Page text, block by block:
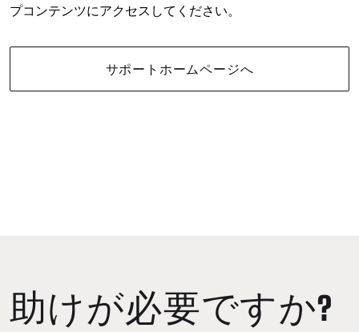
プコンテンツにアクセスしてください。
サポートホームページへ
助けが必要ですか?